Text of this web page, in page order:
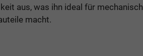
aus, was ihn ideal für mechanisch
macht.